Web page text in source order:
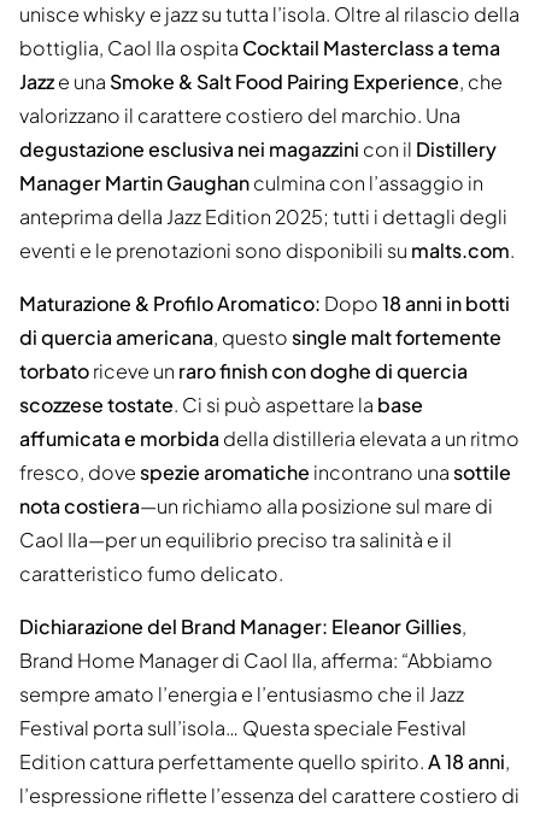
unisce whisky e jazz su tutta l’isola. Oltre al rilascio della
bottiglia, Caol Ila ospita Cocktail Masterclass a tema
Jazze una Smoke & Salt Food Pairing Experience, che
valorizzano il carattere costiero del marchio. Una
degustazione esclusiva nei magazzini con il Distillery
Manager Martin Gaughanculmina con l’assaggio in
anteprima della Jazz Edition 2025; tutti i dettagli degli
eventi e le prenotazioni sono disponibili su malts.com.
Maturazione & Profilo Aromatico: Dopo18 anni in botti
di quercia americana, questosingle malt fortemente
torbatoriceve un raro finish con doghe di quercia
scozzese tostate. Ci si può aspettare la base
affumicata e morbida della distilleria elevata a un ritmo
fresco, dovespezie aromatiche incontrano unasottile
nota costiera—un richiamo alla posizione sul mare di
Caol Ila—per un equilibrio preciso tra salinità e il
caratteristico fumo delicato.
Dichiarazione del Brand Manager: Eleanor Gillies,
Brand Home Manager di Caol Ila, afferma: “Abbiamo
sempre amato l’energia e l’entusiasmo che il Jazz
Festival porta sull’isola… Questa speciale Festival
Edition cattura perfettamente quello spirito.A 18 anni,
l’espressione riflette l’essenza del carattere costiero di